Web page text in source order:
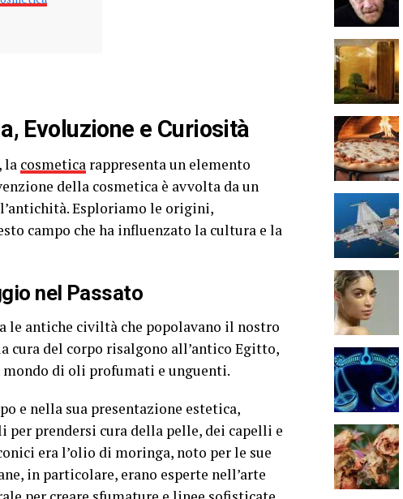
Evoluzione e Curiosità
la cosmetica rappresenta un elemento
della cosmetica è avvolta da un
Esploriamo le origini,
campo che ha influenzato la cultura e la
nel Passato
antiche civiltà che popolavano il nostro
cura del corpo risalgono all’antico Egitto,
di oli profumati e unguenti.
e nella sua presentazione estetica,
prendersi cura della pelle, dei capelli e
era l’olio di moringa, noto per le sue
in particolare, erano esperte nell’arte